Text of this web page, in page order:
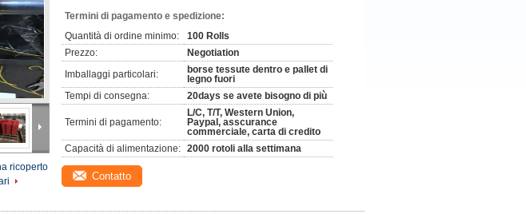
ricoperto
Termini di pagamento e spedizione:
Quantità di ordine minimo:
100 Rolls
Prezzo:
Negotiation
Imballaggi particolari:
borse tessute dentro e pallet di
legno fuori
Tempi di consegna:
20days se avete bisogno di più
Termini di pagamento:
L/C, T/T, Western Union,
Paypal, asscurance
commerciale, carta di credito
Capacità di alimentazione: 2000 rotoli alla settimana
Contatto